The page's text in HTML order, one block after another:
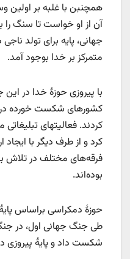
همچنبن با غلبه بر
آن از او خواست تا سنگ
جهانی، پایه برای تولد
متمرکز بر خدا بوجود آمد.
با پیروزی حوزۀ خدا در
کشورهای شکست خورده در
کردند. فعالیتهای
کرد و از طرف دیگر با
فرقه‌های مختلف در تلاش
بوده‌اند.
حوزۀ دمکراسی براساس
طی جنگ جهانی اول، در
شکست داد و پایۀ پیروزی